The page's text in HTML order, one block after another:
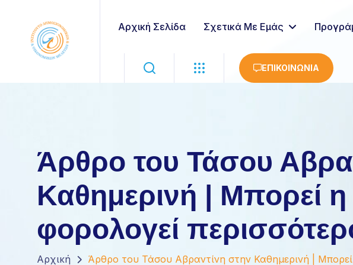
Αρχική Σελίδα Σχετικά Με Εμάς
ΕΠΙΚΟΙΝΩΝΙΑ
Άρθρο του Τάσου
Καθημερινή | Μπορεί
φορολογεί
Αρχική Άρθρο του Τάσου Αβραντίνη στην Καθημερινή |